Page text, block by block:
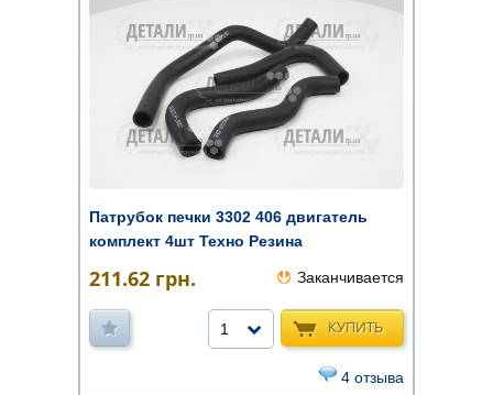
Патрубок печки 3302 406 двигатель
комплект 4шт Техно Резина
211.62 грн. Заканчивается
КУПИТЬ
1
4 отзыва